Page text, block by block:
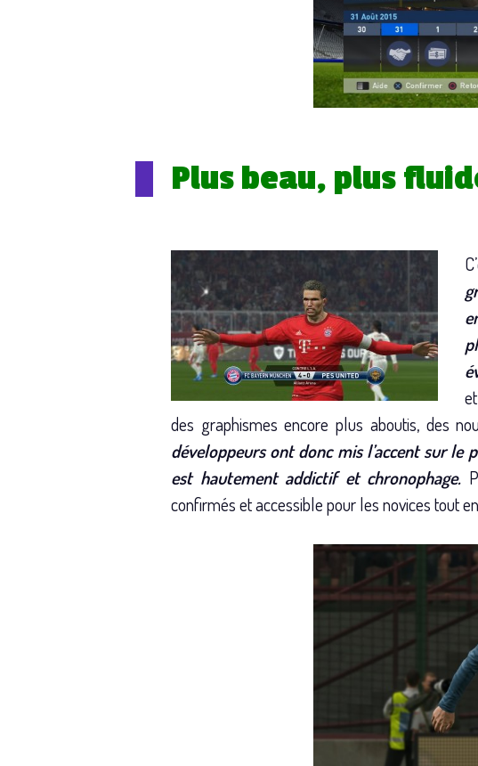
Plus beau, plus
des graphismes encore plus aboutis, des
développeurs ont donc mis l’accent sur le
est hautement addictif et chronophage.
confirmés et accessible pour les novices tout